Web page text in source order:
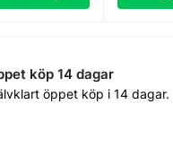
köp 14 dagar
öppet köp i 14 dagar.